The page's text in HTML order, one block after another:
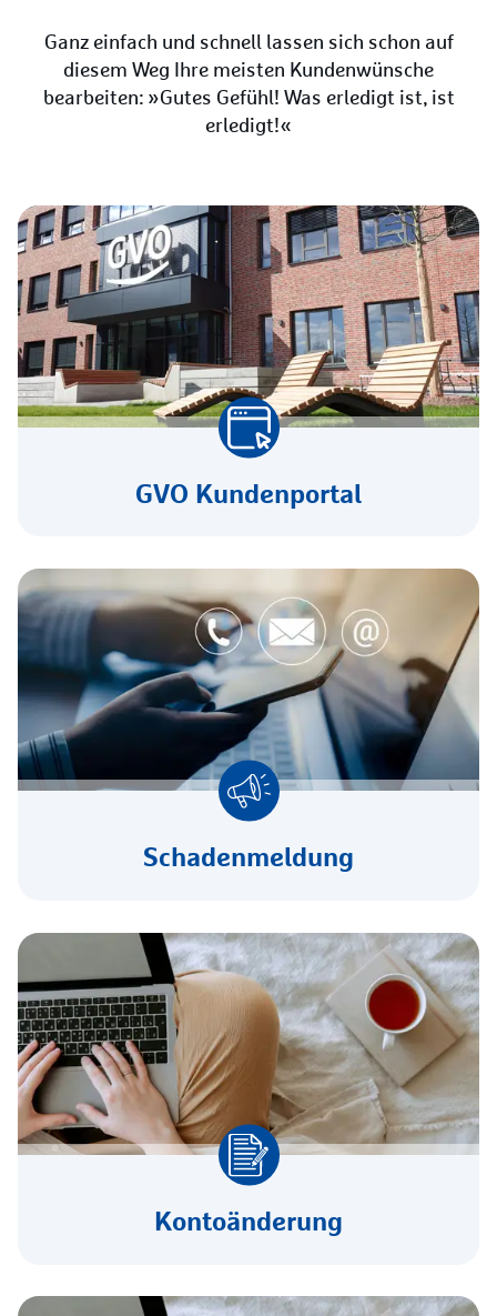
Ganz einfach und schnell lassen sich schon auf
diesem Weg Ihre meisten Kundenwünsche
bearbeiten: »Gutes Gefühl! Was erledigt ist, ist
erledigt!«
GVO Kundenportal
Schadenmeldung
Kontoänderung